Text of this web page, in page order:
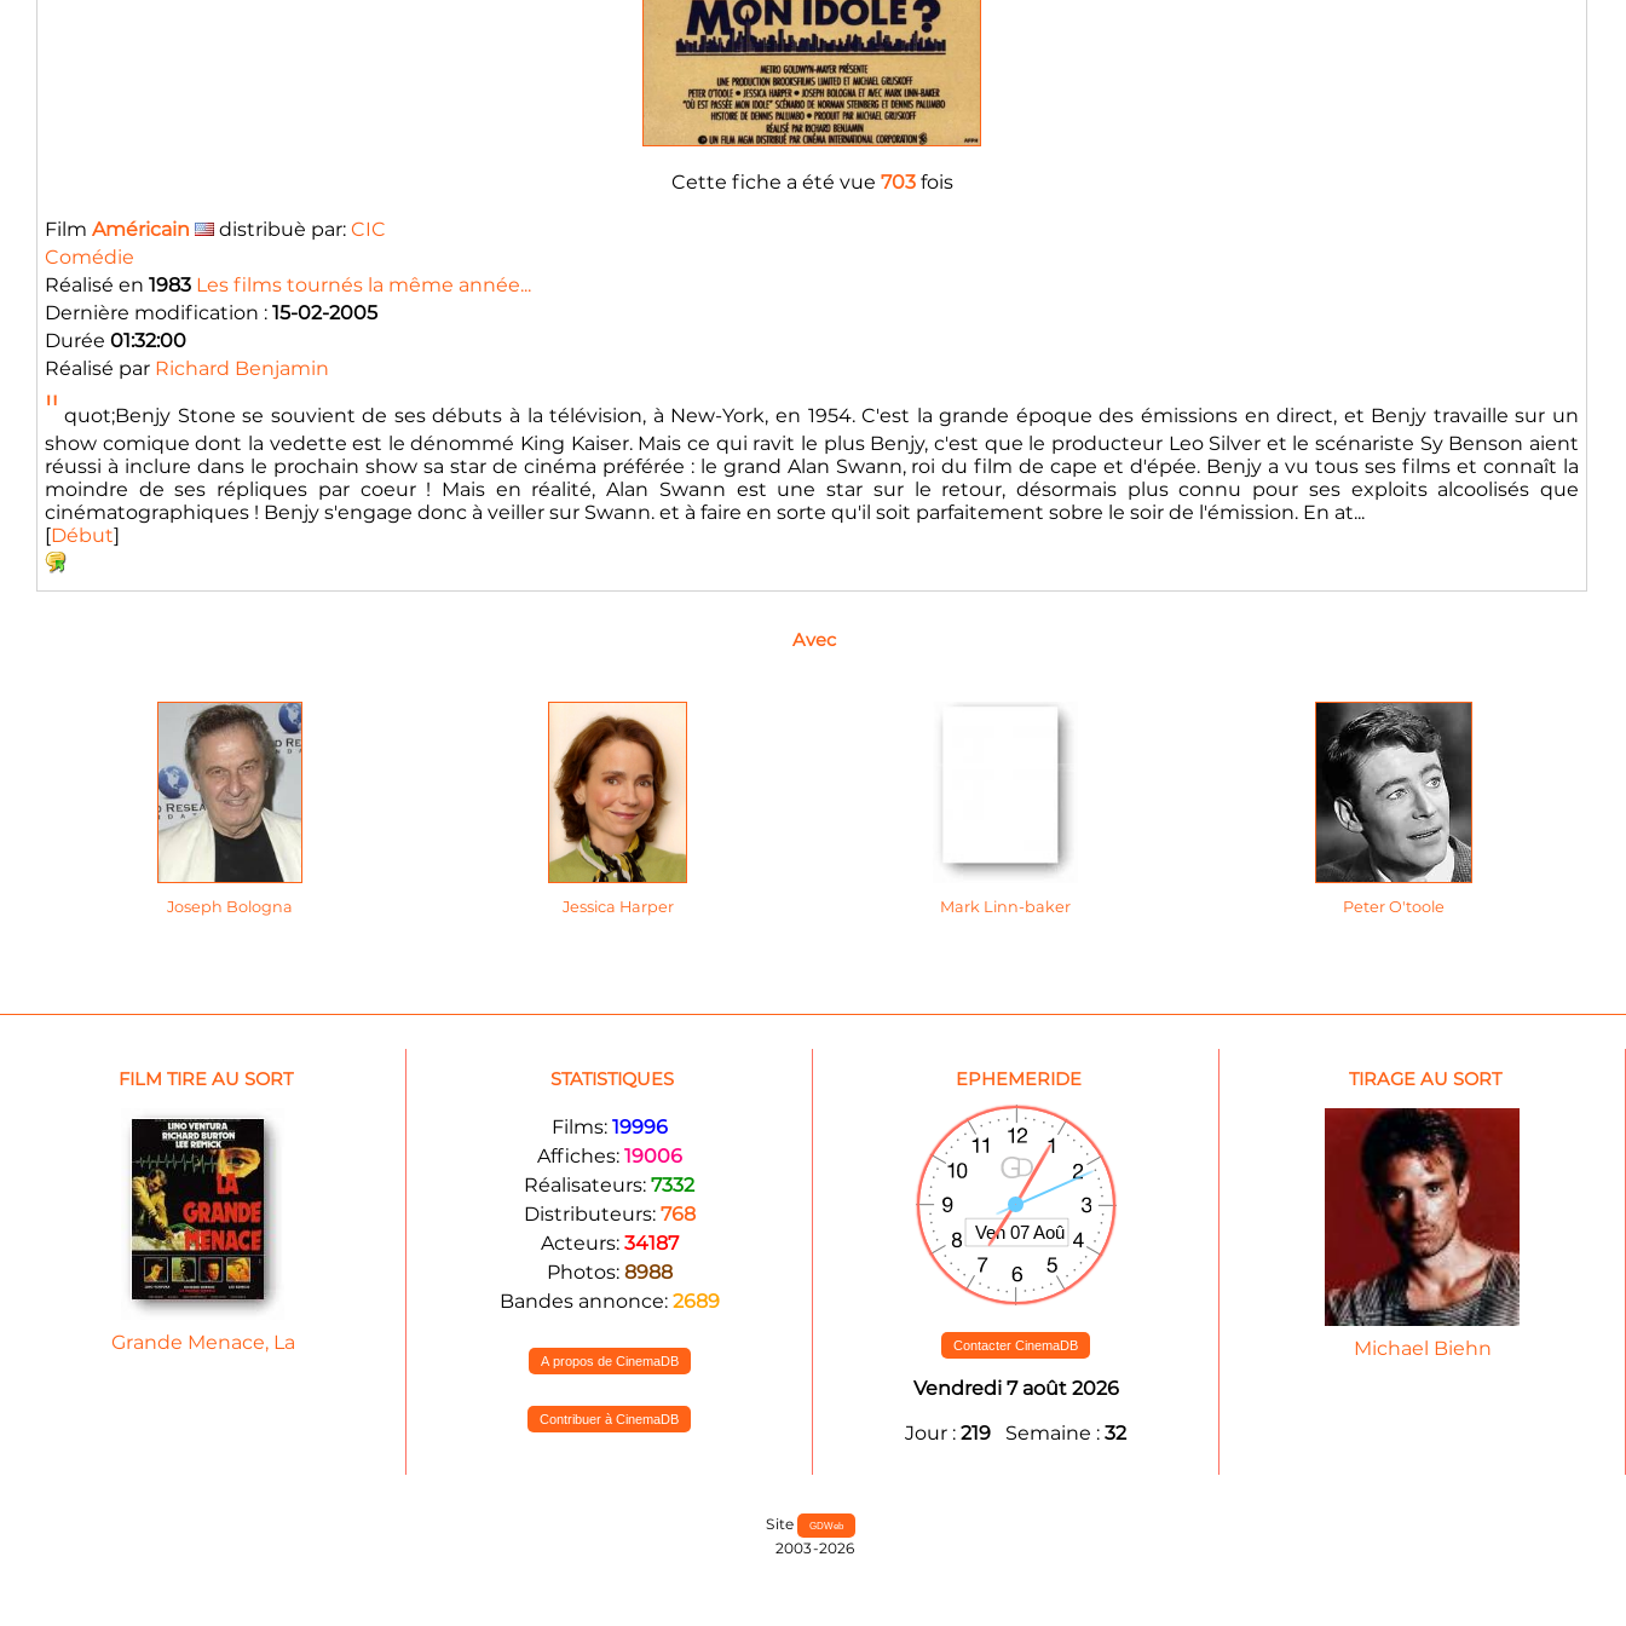
Cette fiche a été vue 703fois
Film Américain distribuè par: CIC
Comédie
Réalisé en 1983 Les films tournés la même année...
Dernière modification : 15-02-2005
Durée 01:32:00
Réalisé par Richard Benjamin
" quot;Benjy Stone se souvient de ses débuts à la télévision, à New-York, en 1954. C'est la grande époque des émissions en direct, et Benjy travaille sur un
show comique dont la vedette est le dénommé King Kaiser. Mais ce qui ravit le plus Benjy, c'est que le producteur Leo Silver et le scénariste Sy Benson aient
réussi à inclure dans le prochain show sa star de cinéma préférée : le grand Alan Swann, roi du film de cape et d'épée. Benjy a vu tous ses films et connaît la
moindre de ses répliques par coeur ! Mais en réalité, Alan Swann est une star sur le retour, désormais plus connu pour ses exploits alcoolisés que
cinématographiques ! Benjy s'engage donc à veiller sur Swann. et à faire en sorte qu'il soit parfaitement sobre le soir de l'émission. En at...
[Début]
Avec
Joseph Bologna Jessica Harper Mark Linn-baker Peter O'toole
FILM TIRE AU SORT
Grande Menace, La
STATISTIQUES
Films: 19996
Affiches: 19006
Réalisateurs: 7332
Distributeurs: 768
Acteurs: 34187
Photos: 8988
Bandes annonce: 2689
A propos de CinemaDB
Contribuer à CinemaDB
EPHEMERIDE
Contacter CinemaDB
Vendredi 7 août 2026
Jour : 219 Semaine : 32
TIRAGE AU SORT
Michael Biehn
Site GDWeb
2003-2026